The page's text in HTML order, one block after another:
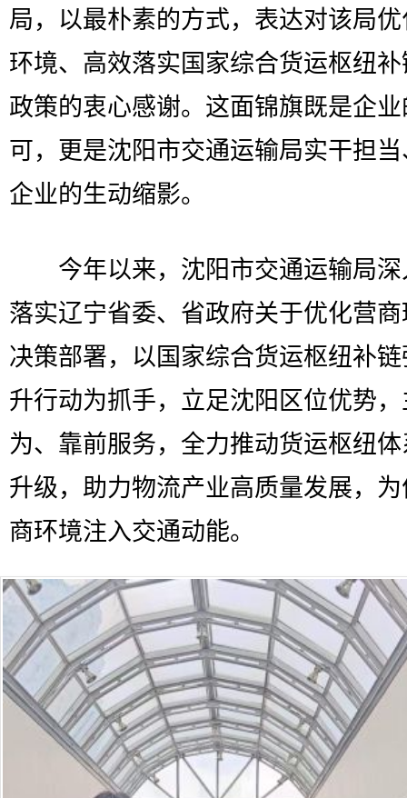
局，以最朴素的方式，表达对该局
环境、高效落实国家综合货运枢纽
政策的衷心感谢。这面锦旗既是企
可，更是沈阳市交通运输局实干担
企业的生动缩影。
今年以来，沈阳市交通运输局深
落实辽宁省委、省政府关于优化营
决策部署，以国家综合货运枢纽补
升行动为抓手，立足沈阳区位优势
为、靠前服务，全力推动货运枢纽
升级，助力物流产业高质量发展，
商环境注入交通动能。